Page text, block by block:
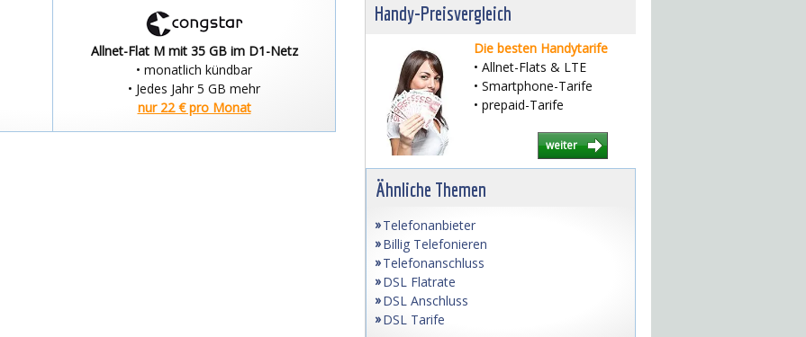
Allnet-Flat M mit 35 GB im D1-Netz
• monatlich kündbar
• Jedes Jahr 5 GB mehr
nur 22 € pro Monat
Handy-Preisvergleich
Die besten Handytarife
• Allnet-Flats & LTE
• Smartphone-Tarife
• prepaid-Tarife
weiter
Ähnliche Themen
Telefonanbieter
Billig Telefonieren
Telefonanschluss
DSL Flatrate
DSL Anschluss
DSL Tarife